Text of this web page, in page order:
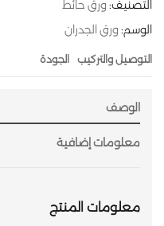
التصنيف: ورق حائط
الوسم: ورق الجدران
التوصيل والتركيب الجودة
الوصف
معلومات إضافية
معلومات المنتج